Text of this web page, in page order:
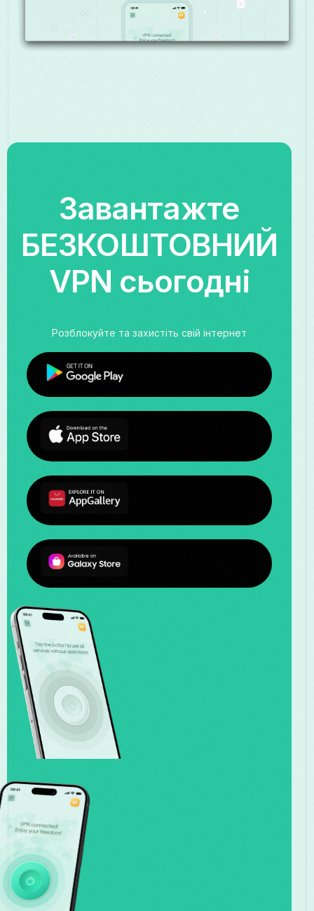
Завантажте
БЕЗКОШТОВНИЙ
VPN сьогодні
Розблокуйте та захистіть свій інтернет